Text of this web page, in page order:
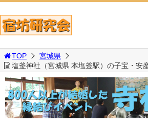
TOP
宮城県
塩釜神社（宮城県 本塩釜駅）の子宝・安